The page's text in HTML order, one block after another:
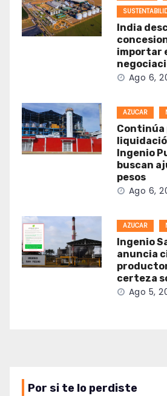
India
importar
Ago 6,
AZUCAR
Continúa
Ingenio
buscan
pesos
Ago 6,
AZUCAR
Ingenio
anuncia
certeza
Ago 5,
Por si te lo perdiste